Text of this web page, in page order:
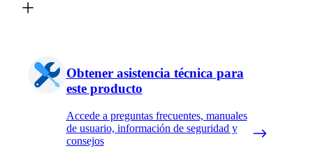
Obtener asistencia técnica para
este producto
Accede a preguntas frecuentes, manuales
de usuario, información de seguridad y
consejos